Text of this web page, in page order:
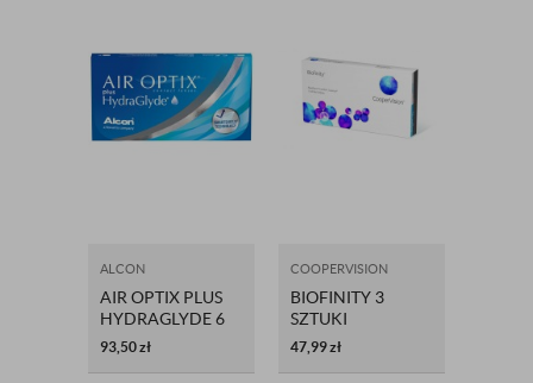
ALCON
AIR OPTIX PLUS
HYDRAGLYDE 6
SZT. -
93,50zł
COOPERVISION
BIOFINITY 3
SZTUKI
47,99zł